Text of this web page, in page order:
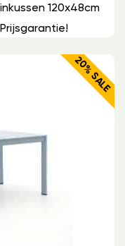
120x48cm
20% SALE